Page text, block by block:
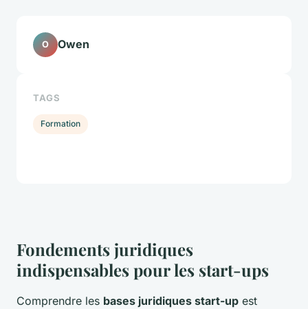
Fondements juridiques
indispensables pour les start-ups
Comprendre les bases juridiques start-up est
O Owen
TAGS
Formation